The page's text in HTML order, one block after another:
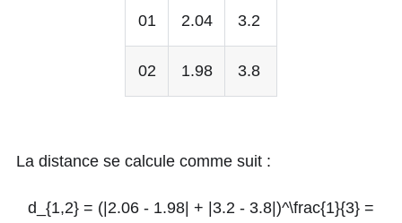
01 2.04 3.2
02 1.98 3.8
La distance se calcule comme suit :
d_{1,2} = (|2.06 - 1.98| + |3.2 - 3.8|)^\frac{1}{3} =